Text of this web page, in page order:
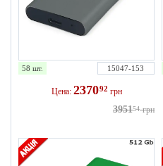
58 шт. 15047-153
Цена: 237092 грн
395154 грн